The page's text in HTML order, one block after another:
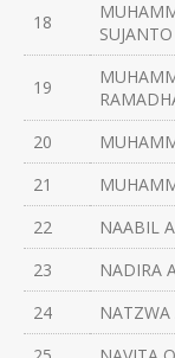
18
SUJANTO
19
20
21
22
NAABIL
23
NADIRA
24
NATZWA